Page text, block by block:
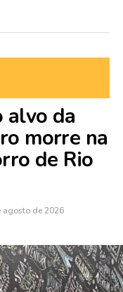
alvo da
morre na
de Rio
agosto de 2026